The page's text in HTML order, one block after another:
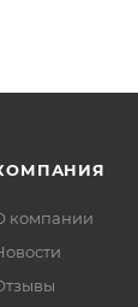
компании